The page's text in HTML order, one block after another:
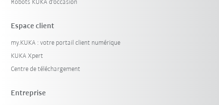
Robots KUKA d'occasion
Espace client
my.KUKA : votre portail client numérique
KUKA Xpert
Centre de téléchargement
Entreprise